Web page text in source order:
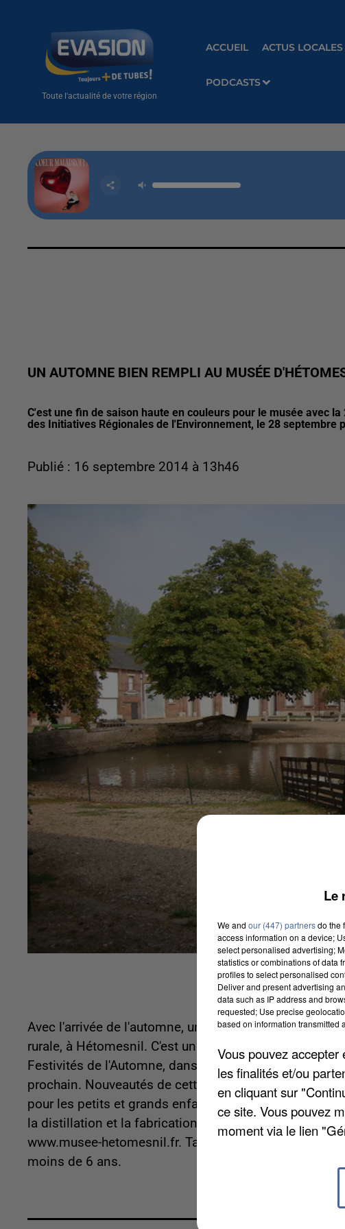
Toute l'actualité de votre région
ACCUEIL ACTUS LOCALES
PODCASTS
UN AUTOMNE BIEN REMPLI AU MUSÉE
C'est une fin de saison haute en couleurs pour le musée avec
des Initiatives Régionales de l'Environnement, le 28 septembre
Publié : 16 septembre 2014 à 13h46
Avec l'arrivée de l'automne, un vent d'activités
rurale, à Hétomesnil. C'est une fin de saison haute en
Festivités de l'Automne, dans le cadre des Initiatives
prochain. Nouveautés de cette deuxième édition :
pour les petits et grands enfants... Il sera aussi
la distillation et la fabrication de la bière, à
www.musee-hetomesnil.fr. Tarifs : 6 euros pour les
moins de 6 ans.
Le
We and our (447) partnersdo the
access information on a device;
select personalised advertising;
statistics or combinations of data
profiles to select personalised
Deliver and present advertising
data such as IP address and
requested; Use precise
based on information transmitted
Vous pouvez
les finalités et/ou
en cliquant sur
ce site. Vous pouvez
moment via le lien